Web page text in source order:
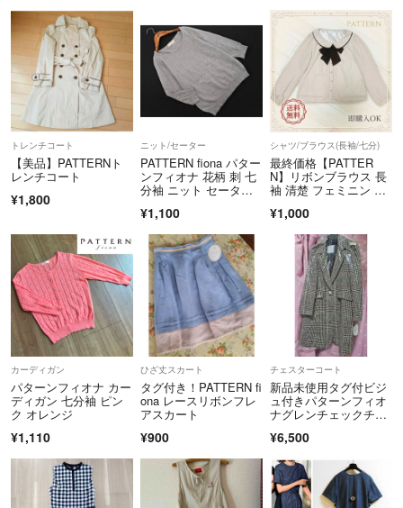
トレンチコート
【美品】PATTERNト
レンチコート
¥1,800
ニット/セーター
PATTERN fiona パター
ンフィオナ 花柄 刺 七
分袖 ニット セータ
◇ レディース
¥1,100
シャツ/ブラウス(長袖/七分)
最終価格【PATTER
N】リボンブラウス 長
袖 清楚 フェミニン 刺
¥1,000
カーディガン
パターンフィオナ カー
ディガン 七分袖 ピン
ク オレンジ
¥1,110
ひざ丈スカート
タグ付き！PATTERN fi
ona レースリボンフレ
アスカート
¥900
チェスターコート
新品未使用タグ付ビジ
ュ付きパターンフィオ
ナグレンチェックチェ
¥6,500